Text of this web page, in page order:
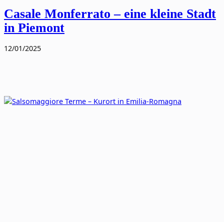
Casale Monferrato – eine kleine Stadt
in Piemont
12/01/2025